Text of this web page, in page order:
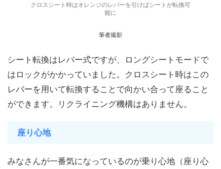
クロスシート時はオレンジのレバーを引けばシートが転換可
能に
筆者撮影
シート転換はレバー式ですが、ロングシートモードで
はロックがかかっていました。クロスシート時はこの
レバーを用いて転換することで向かい合って座ること
ができます。リクライニング機構はありません。
座り心地
みなさんが一番気になっているのが乗り心地（座り心